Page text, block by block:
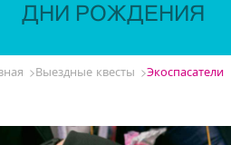
ДНИ РОЖДЕНИЯ
Выездные квесты Экоспасатели